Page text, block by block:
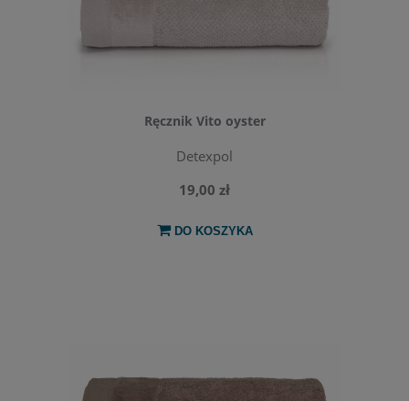
Ręcznik Vito oyster
Detexpol
19,00 zł
DO KOSZYKA